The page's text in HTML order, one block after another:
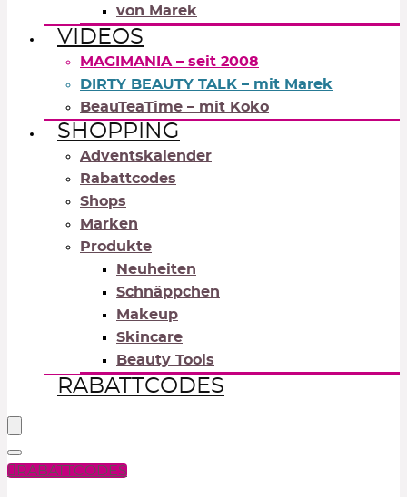
von Marek
VIDEOS
MAGIMANIA – seit 2008
DIRTY BEAUTY TALK – mit Marek
BeauTeaTime – mit Koko
SHOPPING
Adventskalender
Rabattcodes
Shops
Marken
Produkte
Neuheiten
Schnäppchen
Makeup
Skincare
Beauty Tools
RABATTCODES
RABATTCODES